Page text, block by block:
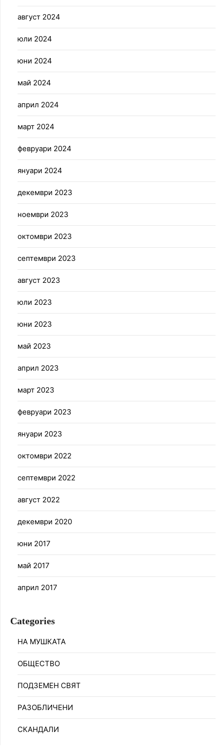
август 2024
юли 2024
юни 2024
май 2024
април 2024
март 2024
февруари 2024
януари 2024
декември 2023
ноември 2023
октомври 2023
септември 2023
август 2023
юли 2023
юни 2023
май 2023
април 2023
март 2023
февруари 2023
януари 2023
октомври 2022
септември 2022
август 2022
декември 2020
юни 2017
май 2017
април 2017
Categories
НА МУШКАТА
ОБЩЕСТВО
ПОДЗЕМЕН СВЯТ
РАЗОБЛИЧЕНИ
СКАНДАЛИ